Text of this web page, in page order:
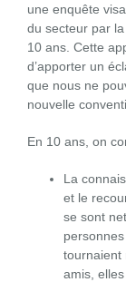
une enquête
du secteur par
10 ans. Cette
d’apporter un
que nous ne
nouvelle
En 10 ans, on
La
et le
se sont
tournaient
amis,